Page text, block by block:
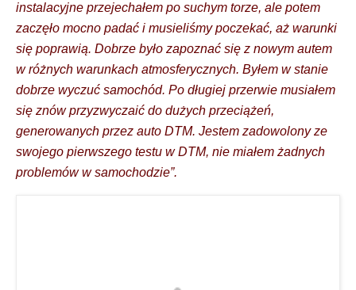
instalacyjne przejechałem po suchym torze, ale potem
zaczęło mocno padać i musieliśmy poczekać, aż warunki
się poprawią. Dobrze było zapoznać się z nowym autem
w różnych warunkach atmosferycznych. Byłem w stanie
dobrze wyczuć samochód. Po długiej przerwie musiałem
się znów przyzwyczaić do dużych przeciążeń,
generowanych przez auto DTM. Jestem zadowolony ze
swojego pierwszego testu w DTM, nie miałem żadnych
problemów w samochodzie”.